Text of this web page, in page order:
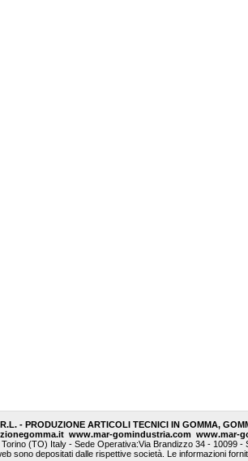
- PRODUZIONE ARTICOLI TECNICI IN GOMMA,
www.mar-gomindustria.com www.mar-
(TO) Italy - Sede Operativa:Via Brandizzo 34 - 10099 -
sono depositati dalle rispettive società. Le informazioni